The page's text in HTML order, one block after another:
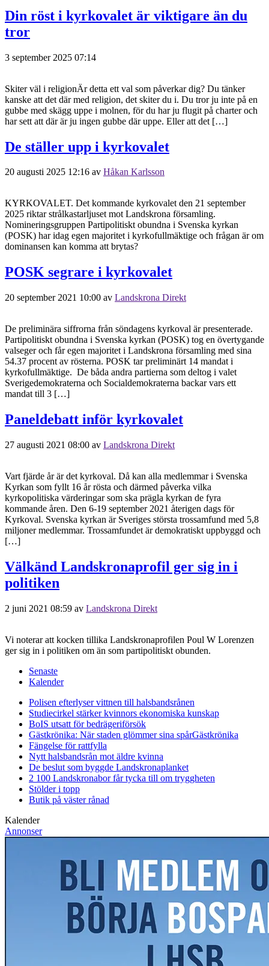
Din röst i kyrkovalet är viktigare än du
tror
3 september 2025 07:14
Skiter väl i religionÄr detta ett val som påverkar dig? Du tänker
kanske att det där med religion, det skiter du i. Du tror ju inte på en
gubbe med skägg uppe i molnen, för du har ju flugit på charter och
har sett att där är ju ingen gubbe där uppe. Eller att det […]
De ställer upp i kyrkovalet
20 augusti 2025 12:16 av Håkan Karlsson
KYRKOVALET. Det kommande kyrkovalet den 21 september
2025 riktar strålkastarljuset mot Landskrona församling.
Nomineringsgruppen Partipolitiskt obundna i Svenska kyrkan
(POSK) har idag egen majoritet i kyrkofullmäktige och frågan är om
dominansen kan komma att brytas?
POSK segrare i kyrkovalet
20 september 2021 10:00 av Landskrona Direkt
De preliminära siffrorna från söndagens kyrkoval är presenterade.
Partipolitiskt obundna i Svenska kyrkan (POSK) tog en övertygande
valseger och får egen majoritet i Landskrona församling med sina
54.37 procent av rösterna. POSK tar preliminärt 14 mandat i
kyrkofullmäktige. De båda andra partierna som deltog i valet
Sverigedemokraterna och Socialdemokraterna backar vars ett
mandat till 3 […]
Paneldebatt inför kyrkovalet
27 augusti 2021 08:00 av Landskrona Direkt
Vart fjärde år är det kyrkoval. Då kan alla medlemmar i Svenska
Kyrkan som fyllt 16 år rösta och därmed påverka vilka
kyrkopolitiska värderingar som ska prägla kyrkan de fyra
kommande åren. Den 6-19 september 2021 återigen dags för
Kyrkoval. Svenska kyrkan är Sveriges största trossamfund med 5,8
miljoner medlemmar. Trossamfundet är demokratiskt uppbyggd och
[…]
Välkänd Landskronaprofil ger sig in i
politiken
2 juni 2021 08:59 av Landskrona Direkt
Vi noterar att kocken tillika Landskronaprofilen Poul W Lorenzen
ger sig in i politiken om än som partipolitiskt obunden.
Senaste
Kalender
Polisen efterlyser vittnen till halsbandsrånen
Studiecirkel stärker kvinnors ekonomiska kunskap
BoIS utsatt för bedrägeriförsök
Gästkrönika: När staden glömmer sina spårGästkrönika
Fängelse för rattfylla
Nytt halsbandsrån mot äldre kvinna
De beslut som byggde Landskronaplanket
2 100 Landskronabor får tycka till om tryggheten
Stölder i topp
Butik på väster rånad
Kalender
Annonser